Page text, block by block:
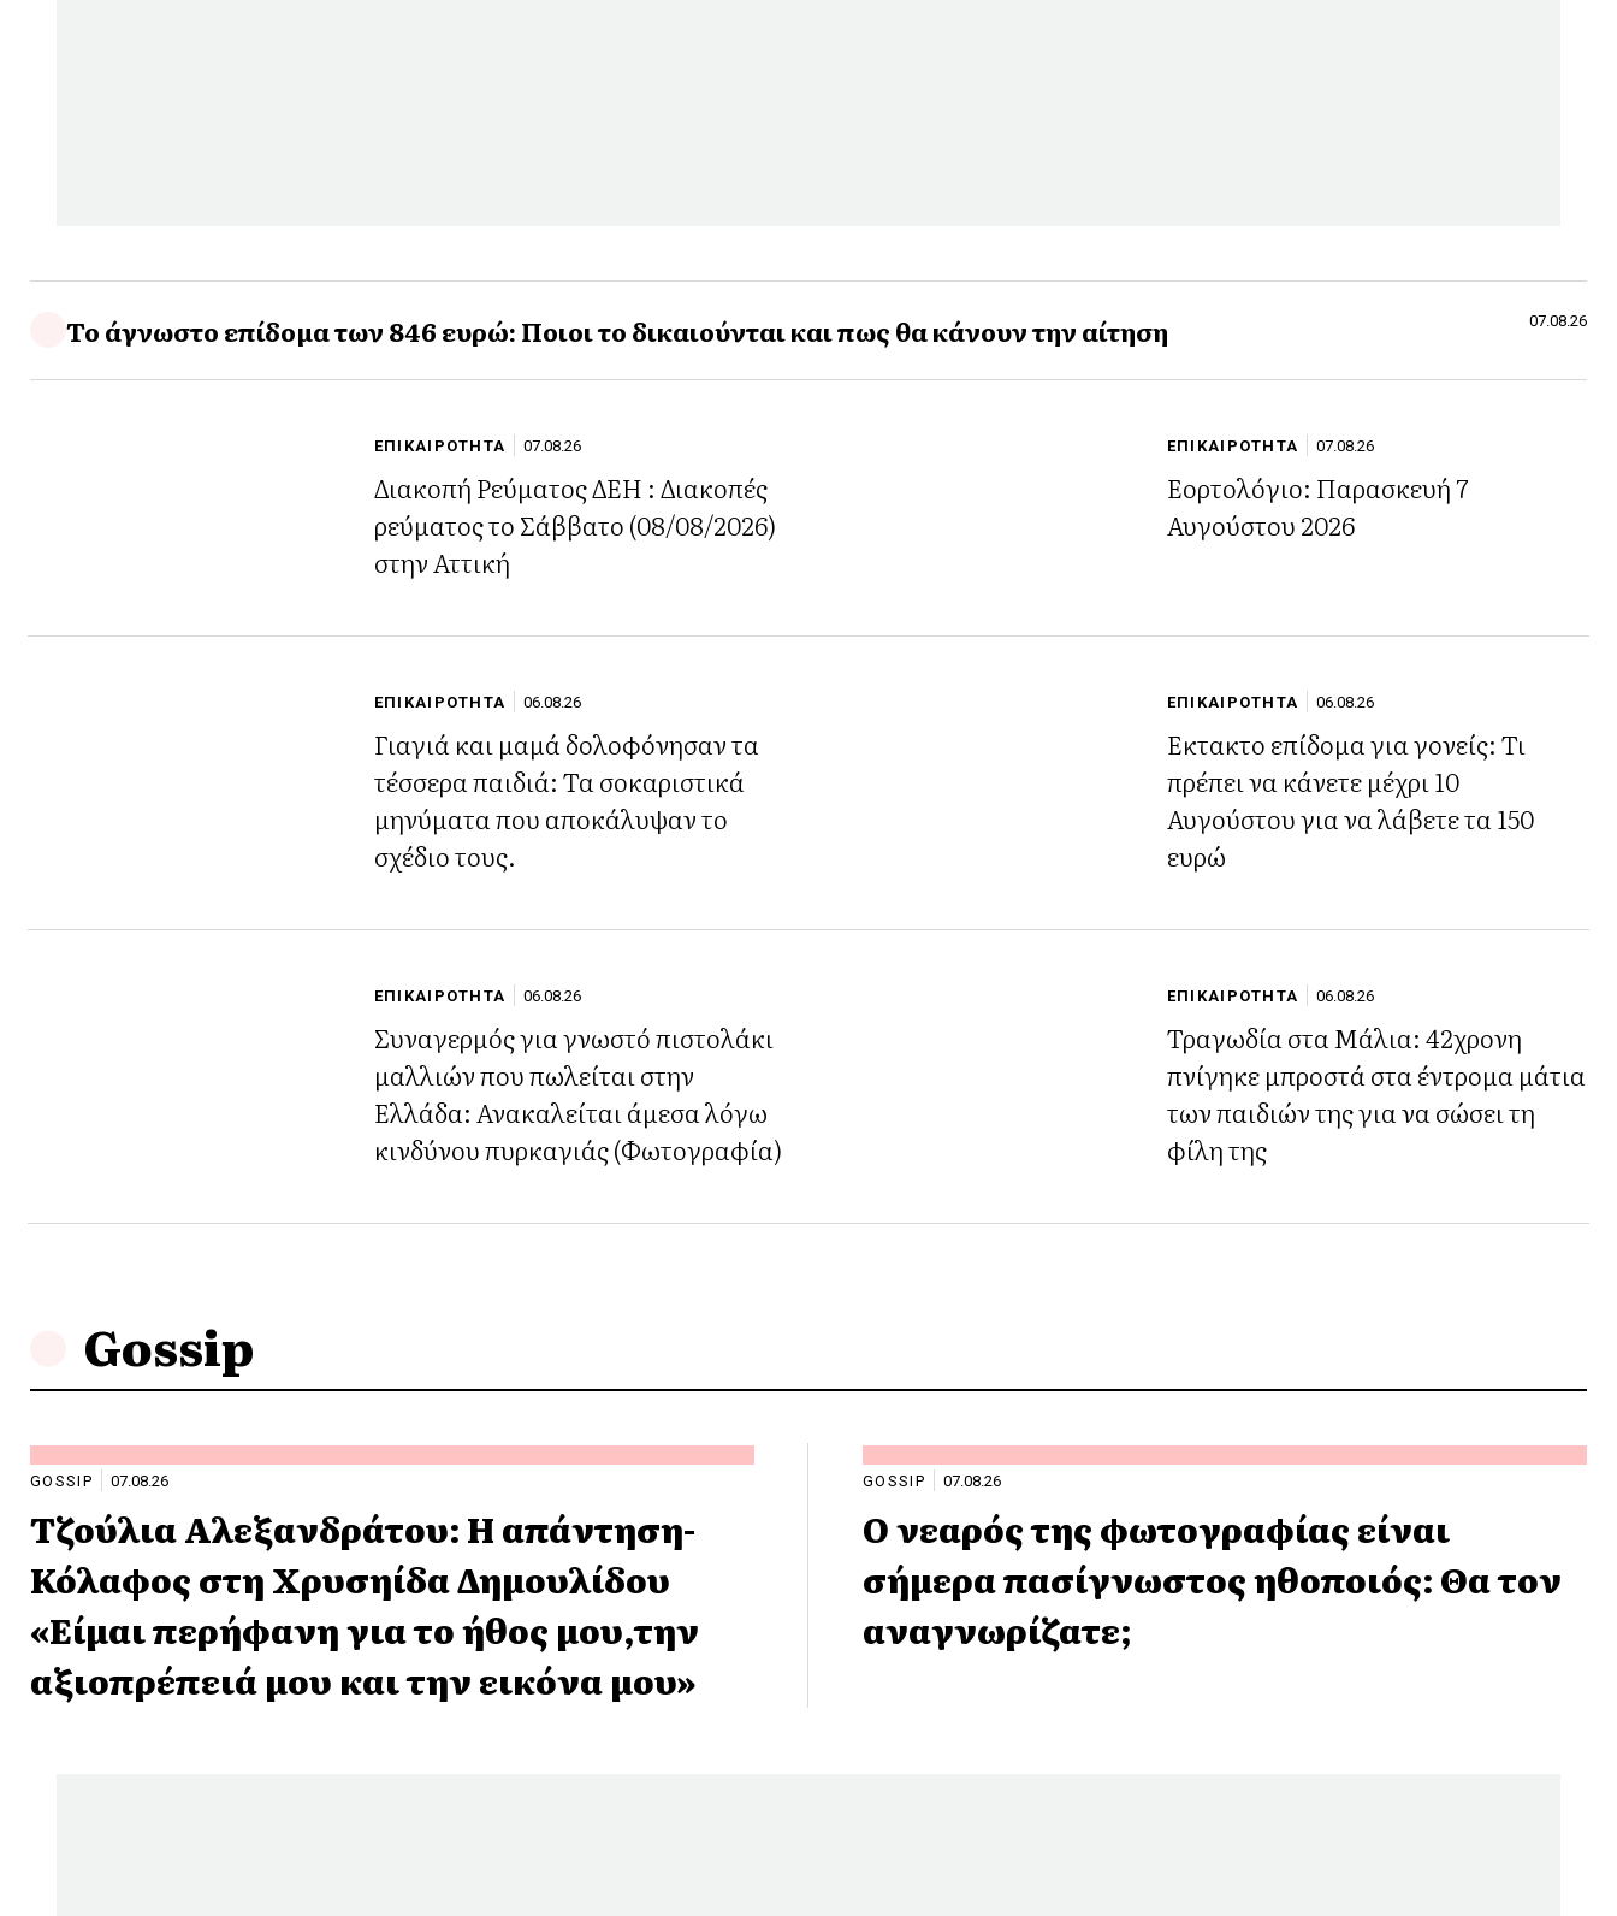
07.08.26
Το άγνωστο επίδομα των 846 ευρώ: Ποιοι το δικαιούνται και πως θα κάνουν την αίτηση
ΕΠΙΚΑΙΡΟΤΗΤΑ 07.08.26
Διακοπή Ρεύματος ΔΕΗ : Διακοπές
ρεύματος το Σάββατο (08/08/2026)
στην Αττική
ΕΠΙΚΑΙΡΟΤΗΤΑ 07.08.26
Εορτολόγιο: Παρασκευή 7
Αυγούστου 2026
ΕΠΙΚΑΙΡΟΤΗΤΑ 06.08.26
Γιαγιά και μαμά δολοφόνησαν τα
τέσσερα παιδιά: Τα σοκαριστικά
μηνύματα που αποκάλυψαν το
σχέδιο τους.
ΕΠΙΚΑΙΡΟΤΗΤΑ 06.08.26
Έκτακτο επίδομα για γονείς: Τι
πρέπει να κάνετε μέχρι 10
Αυγούστου για να λάβετε τα 150
ευρώ
ΕΠΙΚΑΙΡΟΤΗΤΑ 06.08.26
Συναγερμός για γνωστό πιστολάκι
μαλλιών που πωλείται στην
Ελλάδα: Ανακαλείται άμεσα λόγω
κινδύνου πυρκαγιάς (Φωτογραφία)
ΕΠΙΚΑΙΡΟΤΗΤΑ 06.08.26
Τραγωδία στα Μάλια: 42χρονη
πνίγηκε μπροστά στα έντρομα μάτια
των παιδιών της για να σώσει τη
φίλη της
Gossip
GOSSIP 07.08.26
Τζούλια Αλεξανδράτου: Η απάντηση-
Κόλαφος στη Χρυσηίδα Δημουλίδου
«Είμαι περήφανη για το ήθος μου,την
αξιοπρέπειά μου και την εικόνα μου»
GOSSIP 07.08.26
Ο νεαρός της φωτογραφίας είναι
σήμερα πασίγνωστος ηθοποιός: Θα τον
αναγνωρίζατε;